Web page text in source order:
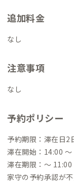
追加料金
なし
注意事項
なし
予約ポリシー
予約期限：滞在日2
滞在開始：14:00 〜
滞在期限：〜 11:00
家守の予約承認が